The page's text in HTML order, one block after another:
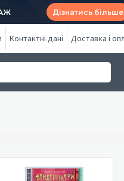
Дізнатись більше
Контактні дані Доставка і